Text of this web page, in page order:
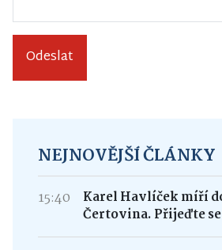
Odeslat
NEJNOVĚJŠÍ ČLÁNKY
15:40
Karel Havlíček míří
Čertovina. Přijeďte